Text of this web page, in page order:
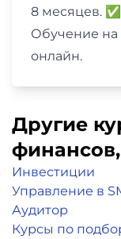
8 месяцев.
Обучение на
онлайн.
Другие
Инвестиции
Управление в
Аудитор
Курсы по